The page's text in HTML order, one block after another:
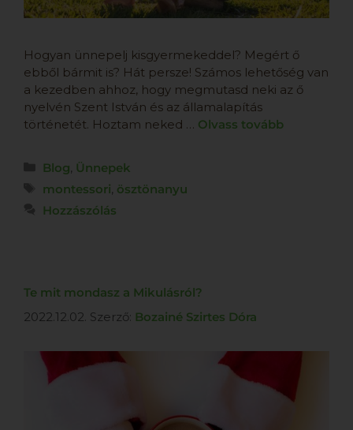
Hogyan ünnepelj kisgyermekeddel? Megért ő
ebből bármit is? Hát persze! Számos lehetőség van
a kezedben ahhoz, hogy megmutasd neki az ő
nyelvén Szent István és az államalapítás
történetét. Hoztam neked … Olvass tovább
Blog Ünnepek
montessori ösztönanyu
Hozzászólás
Te mit mondasz a Mikulásról?
2022.12.02. Szerző: Bozainé Szirtes Dóra